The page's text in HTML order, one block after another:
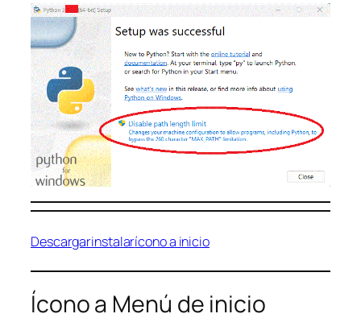
Descargarinstalarícono a inicio
Ícono a Menú de inicio